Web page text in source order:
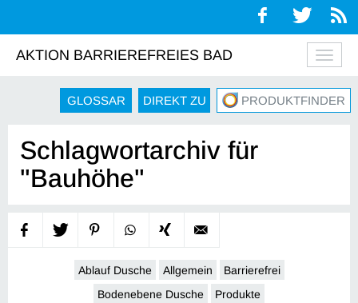
AKTION BARRIEREFREIES BAD
GLOSSAR DIREKT ZU PRODUKTFINDER
Schlagwortarchiv für
"Bauhöhe"
Ablauf Dusche Allgemein
Barrierefrei
Bodenebene Dusche
Produkte